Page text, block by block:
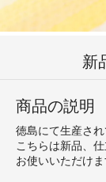
新
商品の説明
徳島にて生産さ
こちらは新品、
お使いいただけま